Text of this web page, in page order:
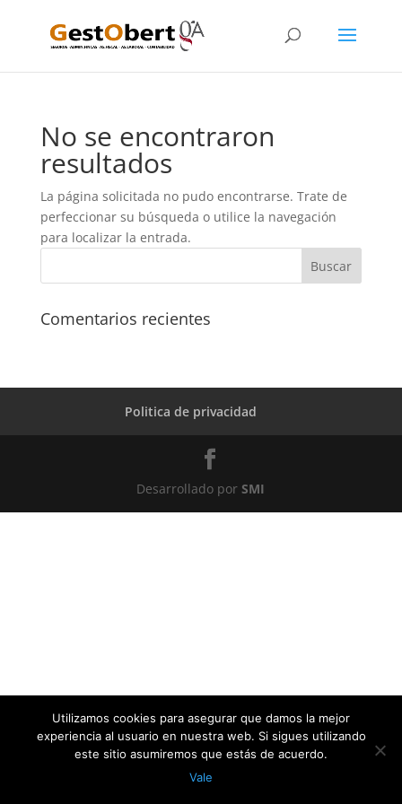
No se encontraron
resultados
La página solicitada no pudo encontrarse. Trate de
perfeccionar su búsqueda o utilice la navegación
para localizar la entrada.
Comentarios recientes
Politica de privacidad
Desarrollado porSMI
Utilizamos cookies para asegurar que damos la mejor
experiencia al usuario en nuestra web. Si sigues utilizando
este sitio asumiremos que estás de acuerdo.
Vale